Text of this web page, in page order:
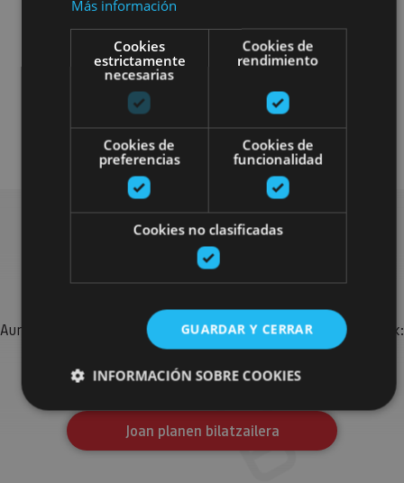
Arquitectura civil Visitas guiadas
Bilatu plan gehiago
Aurkitu zure bidaia Nafarroan osatzeko planak eta iradokizunak:
jarduera antolatuak, bisitak eta agendaren ekitaldi
garrantzitsuenak.
Joan planen bilatzailera
Más información
Cookies
estrictamente
necesarias
Cookies de
rendimiento
Cookies de
preferencias
Cookies de
funcionalidad
Cookies no clasificadas
GUARDAR Y CERRAR
INFORMACIÓN SOBRE COOKIES